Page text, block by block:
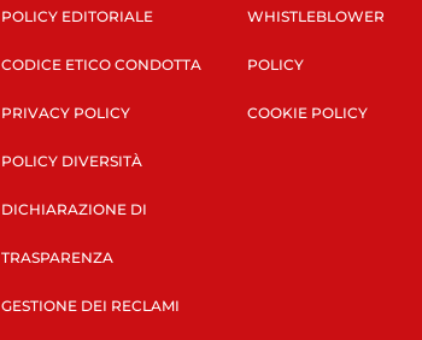
POLICY EDITORIALE
CODICE ETICO CONDOTTA
PRIVACY POLICY
POLICY DIVERSITÀ
DICHIARAZIONE DI
TRASPARENZA
GESTIONE DEI RECLAMI
WHISTLEBLOWER
POLICY
COOKIE POLICY